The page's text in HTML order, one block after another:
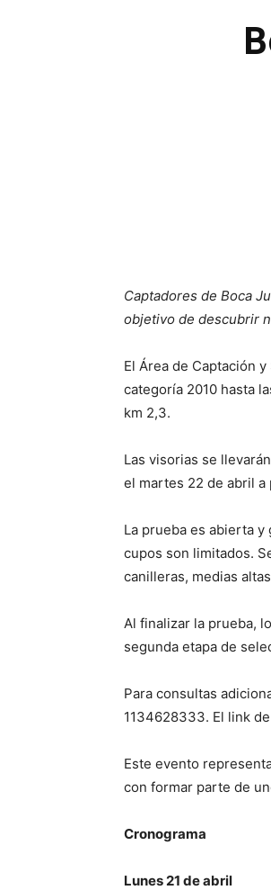
Captadores de Boca
objetivo de descubrir
El Área de Captación
categoría 2010 hasta
km 2,3.
Las visorias se
el martes 22 de abril a
La prueba es abierta
cupos son limitados.
canilleras, medias
Al finalizar la prueba,
segunda etapa de
Para consultas
1134628333. El link
Este evento
con formar parte de
Cronograma
Lunes 21 de abril